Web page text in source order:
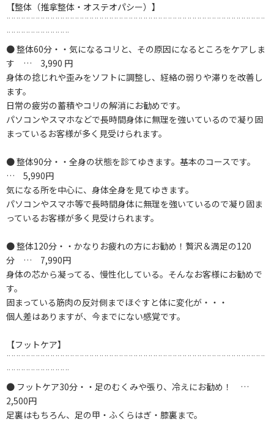
【整体（推拿整体・オステオパシー）】
¨¨¨¨¨¨¨¨¨¨¨¨¨¨¨¨¨¨¨¨¨¨¨¨¨¨¨¨¨¨¨¨¨¨¨¨¨¨¨¨¨¨¨¨¨¨¨¨¨¨¨¨¨
¨¨¨¨¨¨¨¨¨¨¨¨¨
● 整体60分・・気になるコリと、その原因になるところをケアしま
す … 3,990 円
身体の捻じれや歪みをソフトに調整し、経絡の弱りや滞りを改善し
ます。
日常の疲労の蓄積やコリの解消にお勧めです。
パソコンやスマホなどで長時間身体に無理を強いているので凝り固
まっているお客様が多く見受けられます。
● 整体90分・・全身の状態を診てゆきます。基本のコースです。
… 5,990円
気になる所を中心に、身体全身を見てゆきます。
パソコンやスマホ等で長時間身体に無理を強いているので凝り固ま
っているお客様が多く見受けられます。
● 整体120分・・かなりお疲れの方にお勧め！贅沢＆満足の120
分 … 7,990円
身体の芯から凝ってる、慢性化している。そんなお客様にお勧めで
す。
固まっている筋肉の反対側までほぐすと体に変化が・・・
個人差はありますが、今までにない感覚です。
【フットケア】
¨¨¨¨¨¨¨¨¨¨¨¨¨¨¨¨¨¨¨¨¨¨¨¨¨¨¨¨¨¨¨¨¨¨¨¨¨¨¨¨¨¨¨¨¨¨¨¨¨¨¨¨¨
¨¨¨¨¨¨¨¨¨¨¨¨¨
● フットケア30分・・足のむくみや張り、冷えにお勧め！ …
2,500円
足裏はもちろん、足の甲・ふくらはぎ・膝裏まで。